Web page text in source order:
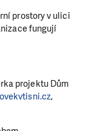
prostory v ulici
fungují
projektu Dům
,